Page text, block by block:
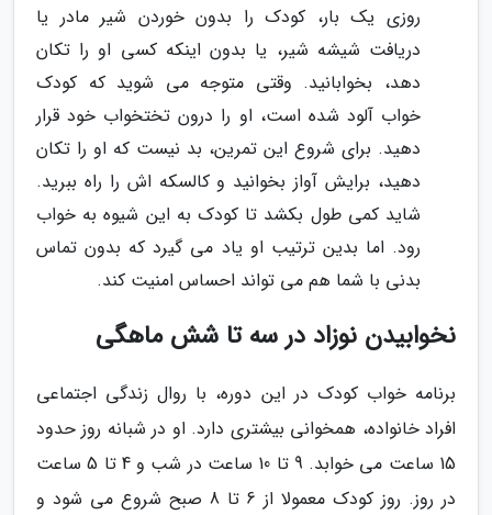
روزی یک بار، کودک را بدون خوردن شیر مادر یا
دریافت شیشه شیر، یا بدون اینکه کسی او را تکان
دهد، بخوابانید. وقتی متوجه می شوید که کودک
خواب آلود شده است، او را درون تختخواب خود قرار
دهید. برای شروع این تمرین، بد نیست که او را تکان
دهید، برایش آواز بخوانید و کالسکه اش را راه ببرید.
شاید کمی طول بکشد تا کودک به این شیوه به خواب
رود. اما بدین ترتیب او یاد می گیرد که بدون تماس
بدنی با شما هم می تواند احساس امنیت کند.
نخوابیدن نوزاد در سه تا شش ماهگی
برنامه خواب کودک در این دوره، با روال زندگی اجتماعی
افراد خانواده، همخوانی بیشتری دارد. او در شبانه روز حدود
15 ساعت می خوابد. 9 تا 10 ساعت در شب و 4 تا 5 ساعت
در روز. روز کودک معمولا از 6 تا 8 صبح شروع می شود و